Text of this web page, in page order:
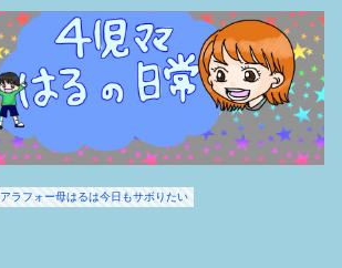
アラフォー母はるは今日もサボりたい